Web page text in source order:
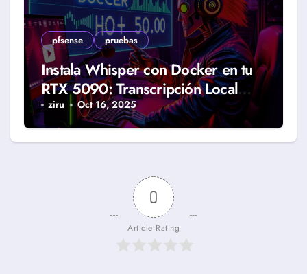
pfsense pruebas
Instala Whisper con Docker en tu
RTX 5090: Transcripción Local
Gratis
ziru Oct 16, 2025
0
Article Rating